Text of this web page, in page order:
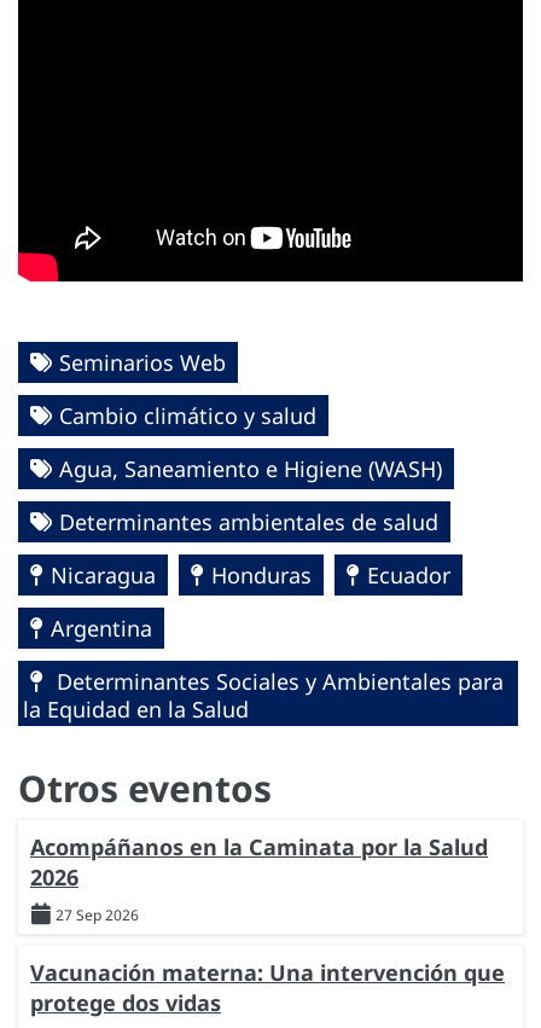
Seminarios Web
Cambio climático y salud
Agua, Saneamiento e Higiene (WASH)
Determinantes ambientales de salud
Nicaragua
Honduras
Ecuador
Argentina
Determinantes Sociales y Ambientales para
la Equidad en la Salud
Otros eventos
Acompáñanos en la Caminata por la Salud
2026
27 Sep 2026
Vacunación materna: Una intervención que
protege dos vidas